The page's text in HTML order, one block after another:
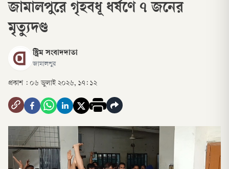
জামালপুরে গৃহবধূ ধর্ষণে ৭ জনের
মৃত্যুদণ্ড
স্ট্রিম সংবাদদাতা
জামালপুর
প্রকাশ : ০৬ জুলাই ২০২৬, ১৭: ১২